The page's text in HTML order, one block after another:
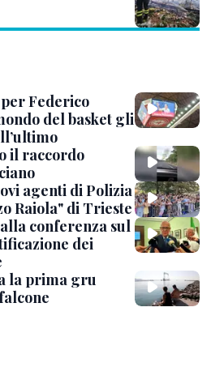
Federico
del basket gli
il raccordo
agenti di Polizia
Raiola" di Trieste
conferenza sul
dei
la prima gru